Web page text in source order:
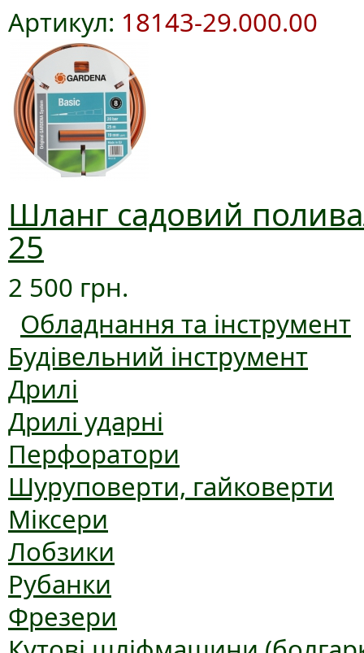
Артикул: 18143-29.000.00
Шланг садовий
25
2 500 грн.
Обладнання та інструмент
Будівельний інструмент
Дрилі
Дрилі ударні
Перфоратори
Шуруповерти, гайковерти
Міксери
Лобзики
Рубанки
Фрезери